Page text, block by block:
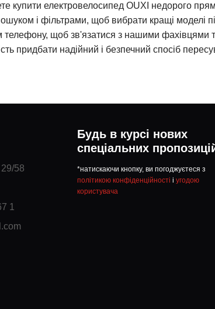
купити електровелосипед OUXI недорого
і фільтрами, щоб вибрати кращі моделі
щоб зв'язатися з нашими фахівцями
придбати надійний і безпечний спосіб
58
1
Будь в курсі нових
спеціальних
*натискаючи кнопку, ви погоджуєтеся з
політикою конфіденційності і угодою
користувача